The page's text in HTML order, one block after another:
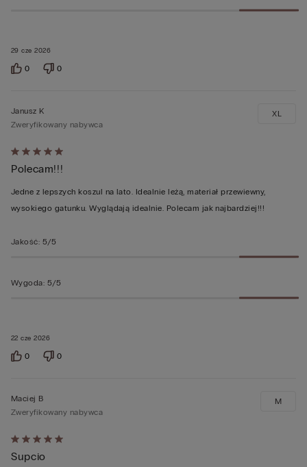
29 cze 2026
0 0
Ocena
5
z
5
22 cze 2026
Janusz K
Zweryfikowany nabywca
Polecam!!!
Jedne z lepszych koszul na lato. Idealnie leżą, materiał przewiewny,
wysokiego gatunku. Wyglądają idealnie. Polecam jak najbardziej!!!
XL
Jakość: 5/5
Wygoda: 5/5
0 0
Ocena
5
Maciej B
Zweryfikowany nabywca
Supcio
M